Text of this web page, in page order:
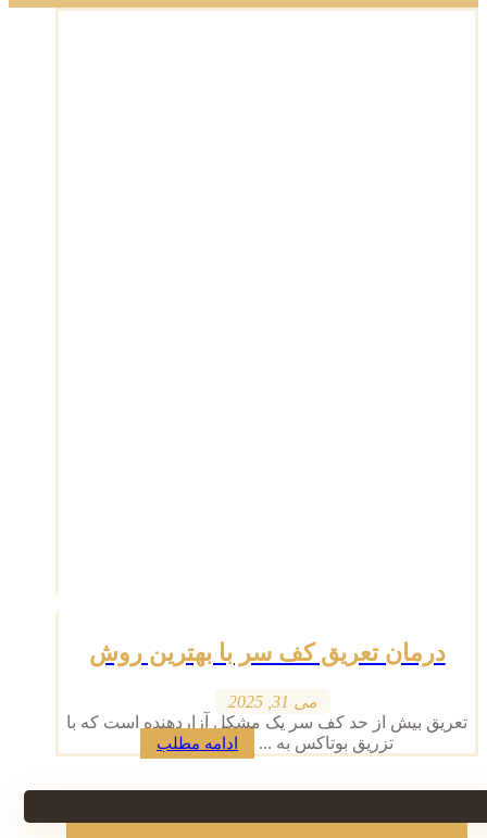
درمان تعریق کف سر با بهترین روش
می 31, 2025
تعریق بیش از حد کف سر یک مشکل آزاردهنده است که با
تزریق بوتاکس به ...
ادامه مطلب